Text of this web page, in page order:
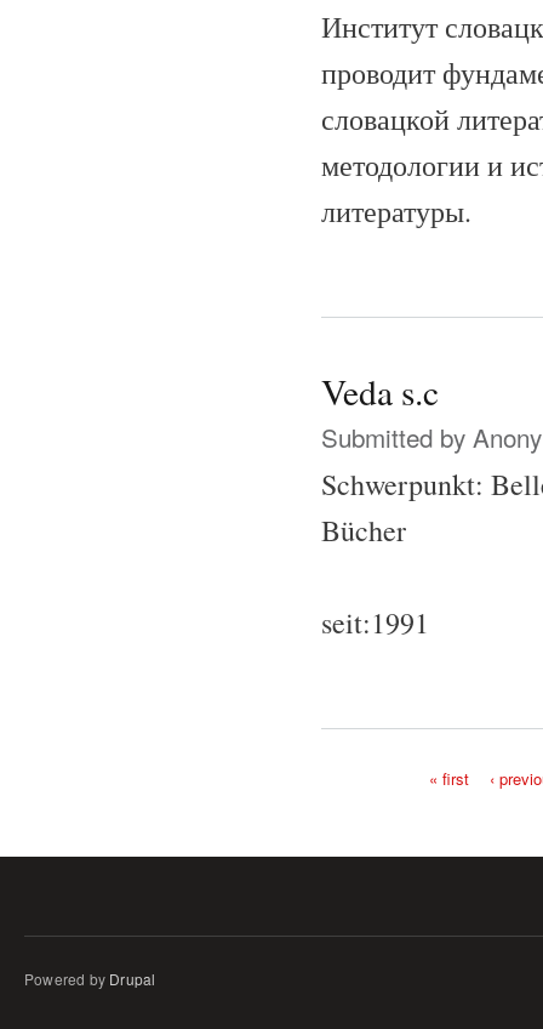
Институт
проводит
словацкой
методологии и
литературы.
Veda s.c
Submitted by
Schwerpunkt:
Bücher
seit:1991
« first ‹
Powered by Drupal